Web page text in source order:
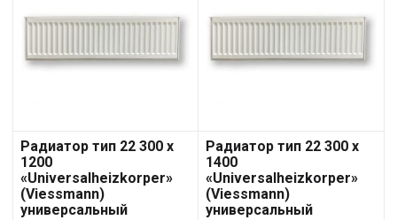
Радиатор тип 22 300 x
1200
«Universalheizkorper»
(Viessmann)
универсальный
Радиатор тип 22 300 x
1400
«Universalheizkorper»
(Viessmann)
универсальный